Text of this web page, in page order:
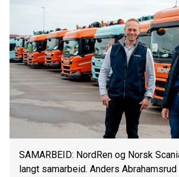
SAMARBEID: NordRen og Norsk
langt samarbeid. Anders Abrahamsrud